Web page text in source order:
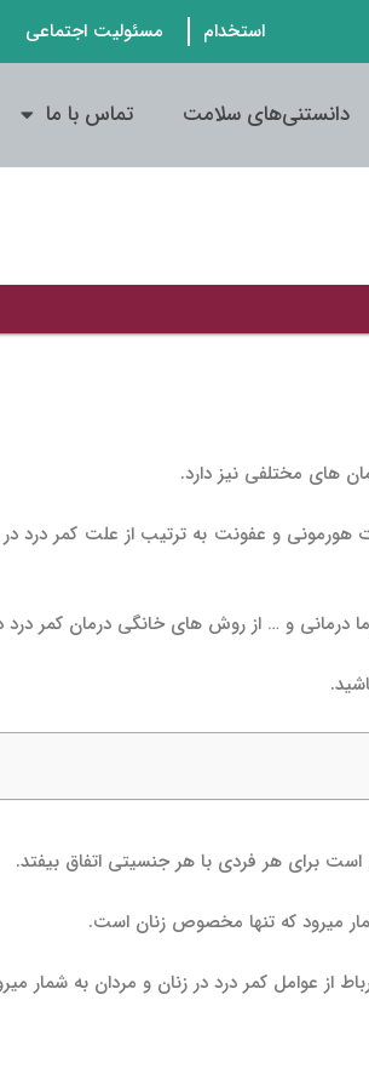
استخدام مسئولیت اجتماعی
دانستنی‌های سلامت تماس با ما
های مختلفی نیز دارد.
و عفونت به ترتیب از علت کمر درد در
درمانی و … از روش های خانگی درمان کمر
برای هر فردی با هر جنسیتی اتفاق بیفتد.
می­رود که تنها مخصوص زنان است.
از عوامل کمر درد در زنان و مردان به شمار